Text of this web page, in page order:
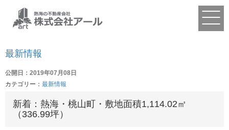
最新情報
公開日：2019年07月08日
カテゴリー： 最新情報
新着：熱海・桃山町・敷地面積1,114.02㎡
（336.99坪）